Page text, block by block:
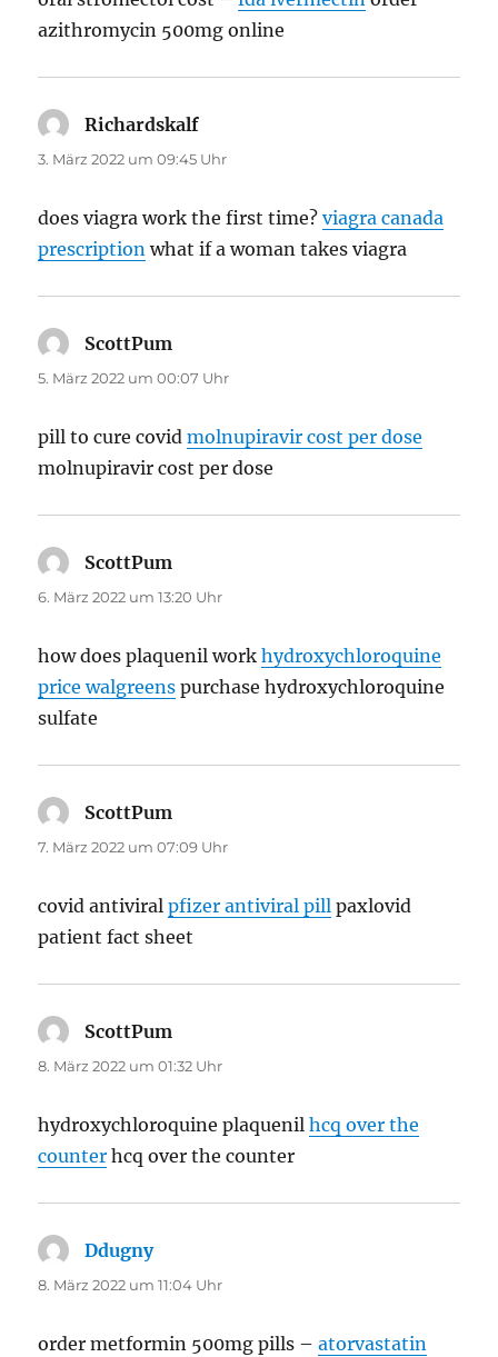
azithromycin 500mg online
Richardskalf
3. März 2022 um 09:45 Uhr
does viagra work the first time?viagra canada
prescription what if a woman takes viagra
ScottPum
5. März 2022 um 00:07 Uhr
pill to cure covidmolnupiravir cost per dose
molnupiravir cost per dose
ScottPum
6. März 2022 um 13:20 Uhr
how does plaquenil workhydroxychloroquine
price walgreens purchase hydroxychloroquine
sulfate
ScottPum
7. März 2022 um 07:09 Uhr
covid antiviralpfizer antiviral pill paxlovid
patient fact sheet
ScottPum
8. März 2022 um 01:32 Uhr
hydroxychloroquine plaquenilhcq over the
counter hcq over the counter
Ddugnysagt:
8. März 2022 um 11:04 Uhr
order metformin 500mg pills –atorvastatin